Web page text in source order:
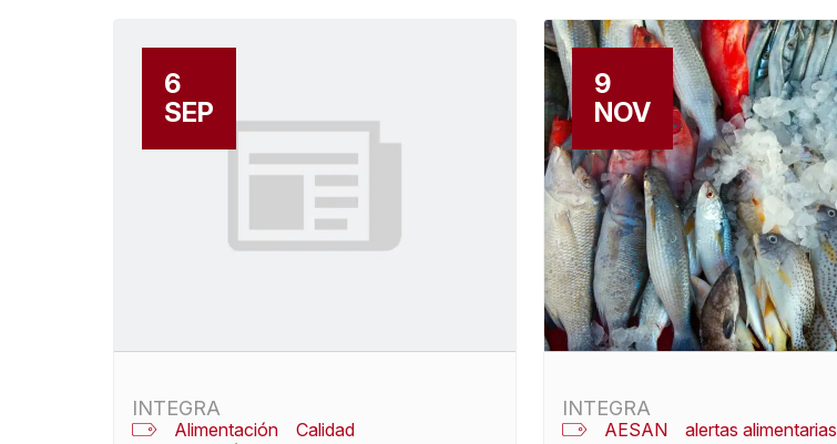
6
SEP
INTEGRA
Alimentación
Calidad
9
NOV
INTEGRA
AESAN
alertas alimentarias